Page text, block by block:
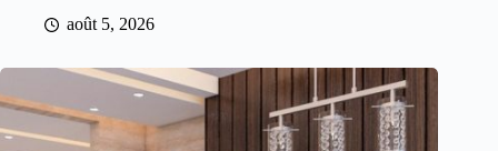
août 5, 2026